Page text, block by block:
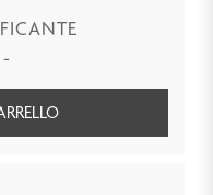
-